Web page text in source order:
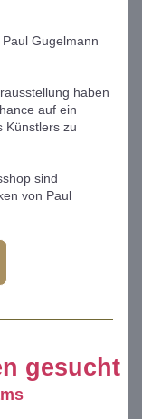
Gugelmann
haben
auf ein
Künstlers zu
sind
von Paul
gesucht